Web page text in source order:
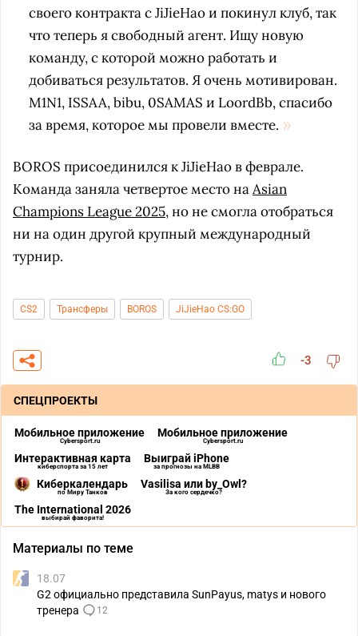
своего контракта с JiJieHao и покинул клуб, так
что теперь я свободный агент. Ищу новую
команду, с которой можно работать и
добиваться результатов. Я очень мотивирован.
M1N1, ISSAA, bibu, 0SAMAS и LoordBb, спасибо
за время, которое мы провели вместе.
BOROS присоединился к JiJieHao в феврале.
Команда заняла четвертое место наAsian
Champions League 2025, но не смогла отобраться
ни на один другой крупный международный
турнир.
CS2 Трансферы BOROS JiJieHao CS:GO
-3
СПЕЦПРОЕКТЫ
Мобильное приложение
Cybersport.ru
Мобильное приложение
Cybersport.ru
Интерактивная карта
киберспорта за 15 лет
Выиграй iPhone
за прогнозы на MLBB
Киберкалендарь
по Миру Танков
Vasilisa или by_Owl?
За кого сердечко?
The International 2026
выбирай фаворита!
Материалы по теме
18.07
G2 официально представила SunPayus, matys и нового
тренера
12